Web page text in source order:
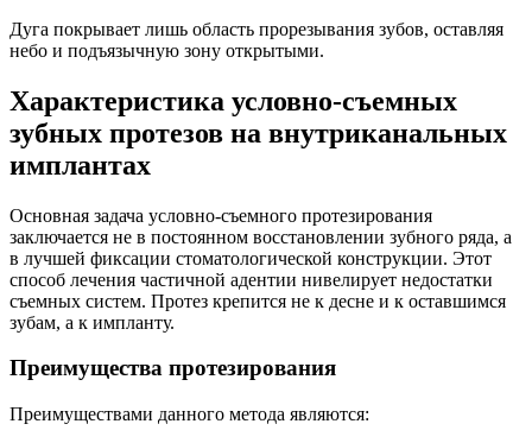
Дуга покрывает лишь область прорезывания зубов, оставляя
небо и подъязычную зону открытыми.
Характеристика условно-съемных
зубных протезов на внутриканальных
имплантах
Основная задача условно-съемного протезирования
заключается не в постоянном восстановлении зубного ряда, а
в лучшей фиксации стоматологической конструкции. Этот
способ лечения частичной адентии нивелирует недостатки
съемных систем. Протез крепится не к десне и к оставшимся
зубам, а к импланту.
Преимущества протезирования
Преимуществами данного метода являются: